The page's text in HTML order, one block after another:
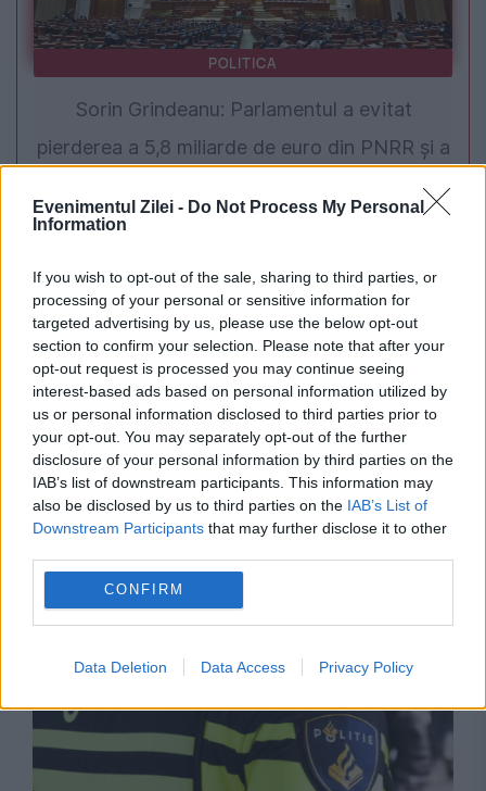
Evenimentul Zilei - Do Not Process My Personal
Information
If you wish to opt-out of the sale, sharing to third parties, or
processing of your personal or sensitive information for
targeted advertising by us, please use the below opt-out
section to confirm your selection. Please note that after your
opt-out request is processed you may continue seeing
interest-based ads based on personal information utilized by
us or personal information disclosed to third parties prior to
your opt-out. You may separately opt-out of the further
disclosure of your personal information by third parties on the
IAB’s list of downstream participants. This information may
also be disclosed by us to third parties on the IAB’s List of
Downstream Participants that may further disclose it to other
CONFIRM
Data Deletion Data Access Privacy Policy
POLITICA
Sorin Grindeanu: Parlamentul a evitat
pierderea a 5,8 miliarde de euro din PNRR și a
INTERNATIONAL
Atac masiv în Kiev, 17 morți și zeci de răniți.
Apărarea antiaeriană depășită pe fondul crizei
de sisteme Patriot